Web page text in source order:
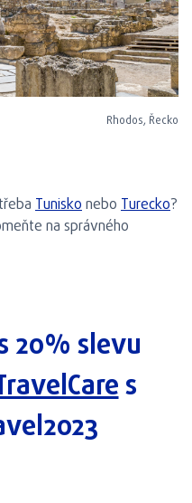
Rhodos, Řecko
Tuniskonebo Turecko?
na správného
20% slevu
s